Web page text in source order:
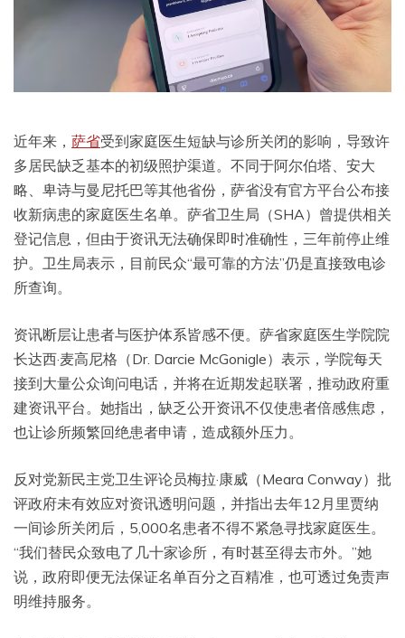
近年来， 萨省受到家庭医生短缺与诊所关闭的影响，导致许
多居民缺乏基本的初级照护渠道。不同于阿尔伯塔、安大
略、卑诗与曼尼托巴等其他省份，萨省没有官方平台公布接
收新病患的家庭医生名单。萨省卫生局（SHA）曾提供相关
登记信息，但由于资讯无法确保即时准确性，三年前停止维
护。卫生局表示，目前民众“最可靠的方法”仍是直接致电诊
所查询。
资讯断层让患者与医护体系皆感不便。萨省家庭医生学院院
长达西·麦高尼格（Dr. Darcie McGonigle）表示，学院每天
接到大量公众询问电话，并将在近期发起联署，推动政府重
建资讯平台。她指出，缺乏公开资讯不仅使患者倍感焦虑，
也让诊所频繁回绝患者申请，造成额外压力。
反对党新民主党卫生评论员梅拉·康威（Meara Conway）批
评政府未有效应对资讯透明问题，并指出去年12月里贾纳
一间诊所关闭后，5,000名患者不得不紧急寻找家庭医生。
“我们替民众致电了几十家诊所，有时甚至得去市外。”她
说，政府即便无法保证名单百分之百精准，也可透过免责声
明维持服务。